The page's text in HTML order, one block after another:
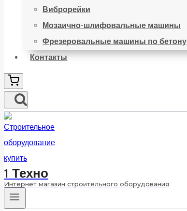
Виброрейки
Мозаично-шлифовальные машины
Фрезеровальные машины по бетону
Контакты
1 Техно
Интернет магазин строительного оборудования